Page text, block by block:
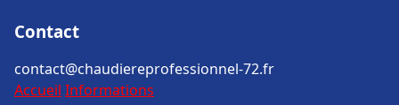
Contact
contact@chaudiereprofessionnel-72.fr
Accueil Informations